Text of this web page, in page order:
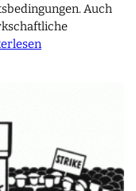
Auch